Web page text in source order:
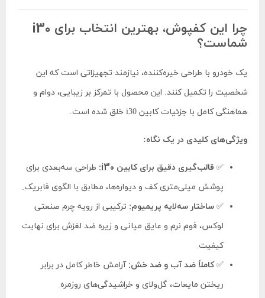
چرا این کفپوش، بهترین انتخاب برای i30
شماست؟
یک خودرو با طراحی خیره‌کننده، نیازمند تجهیزاتی است که این
شخصیت را تکمیل کنند. این محصول با تمرکز بر زیبایی، دوام و
هماهنگی کامل با جزئیات کابین i30 خلق شده است.
ویژگی‌های کلیدی در یک نگاه:
✅ قالب‌گیری دقیق برای کابین i30:
طراحی سه‌بعدی برای
پوشش میلی‌متری کف و دیواره‌ها، مطابق با الگوی فابریک.
✅ ساختار سه‌لایه پریمیوم: ترکیبی از رویه چرم صنعتی
لوکس، فوم نرم و عایق میانی و زیره ضد لغزش برای نهایت
کیفیت.
✅کاملاً ضد آب و ضد خش: آرامش خاطر کامل در برابر
ریختن مایعات، گل‌ولای و خراشیدگی‌های روزمره.